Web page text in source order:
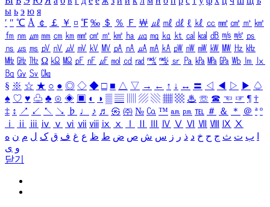
ы ь э ю я
′ ″ ℃ Å ￠ ￡ ￥ ¤ ℉ ‰ ＄ ％ Ｆ ￦ ㎕ ㎖ ㎗ ℓ ㎘ ㏄ ㎣ ㎤ ㎥ ㎦
㎙ ㎚ ㎛ ㎜ ㎝ ㎞ ㎟ ㎠ ㎡ ㎢ ㏊ ㎍ ㎎ ㎏ ㏏ ㎈ ㎉ ㏈ ㎧ ㎨ ㎰
㎱ ㎲ ㎳ ㎴ ㎵ ㎶ ㎷ ㎸ ㎹ ㎀ ㎁ ㎂ ㎃ ㎄ ㎺ ㎻ ㎽ ㎾ ㎿ ㎐ ㎑
㎒ ㎓ ㎔ Ω ㏀ ㏁ ㎊ ㎋ ㎌ ㏖ ㏅ ㎭ ㎮ ㎯ ㏛ ㎩ ㎪ ㎫ ㎬ ㏝ ㏐
㏓
㏃ ㏉ ㏜ ㏆
§ ※ ☆ ★ ○ ● ◎ ◇ ◆ □ ■ △ ▽ → ← ↑ ↓ ↔ 〓 ◁ ◀ ▷ ▶ ♤
♠ ♡ ♥ ♧ ♣ ⊙ ◈ ▣ ◐ ◑ ▒ ▤ ▨ ▧ ▦ ▩ ♨ ☏ ☎ ☜ ☞ ¶ †
‡ ↕ ↗ ↙ ↖ ↘ ♭ ♩ ♪ ♬ ㉿ ㈜ № ㏇ ™ ㏂ ㏘ ℡ ＃ ＆ ＊ ＠ ª º
ⅰ
ⅱ ⅲ ⅳ ⅴ ⅵ ⅶ ⅷ ⅸ ⅹ Ⅳ Ⅴ Ⅵ Ⅶ Ⅷ Ⅸ Ⅹ
ب ت ث ج ح خ د ذ ر ز س ش ص ض ط ظ ع غ ف ق ک ل م ن ه
و ی
닫기